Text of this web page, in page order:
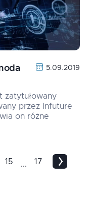
5.09.2019
zatytułowany
przez Infuture
on różne
15 ... 17